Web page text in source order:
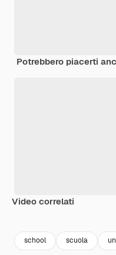
Potrebbero piacerti
Video correlati
school scuola